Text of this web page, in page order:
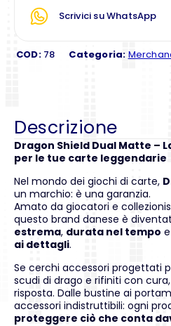
Scrivici su WhatsApp
COD: 78 Categoria:
Descrizione
Dragon Shield Dual Matte –
per le tue carte leggendarie
Nel mondo dei giochi di carte,
un marchio: è una garanzia.
Amato da giocatori e
questo brand danese è
estrema, durata nel tempo e
ai dettagli.
Se cerchi accessori progettati
scudi di drago e rifiniti con
risposta. Dalle bustine ai
accessori indistruttibili: ogni
proteggere ciò che conta